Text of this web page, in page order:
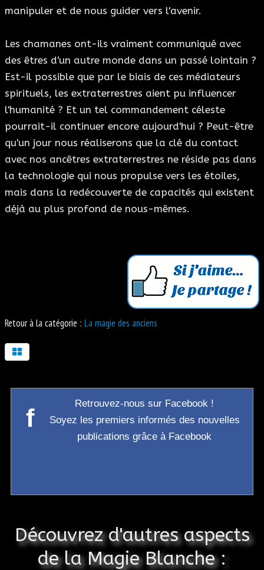
manipuler et de nous guider vers l'avenir.
Les chamanes ont-ils vraiment communiqué avec
des êtres d'un autre monde dans un passé lointain ?
Est-il possible que par le biais de ces médiateurs
spirituels, les extraterrestres aient pu influencer
l'humanité ? Et un tel commandement céleste
pourrait-il continuer encore aujourd'hui ? Peut-être
qu'un jour nous réaliserons que la clé du contact
avec nos ancêtres extraterrestres ne réside pas dans
la technologie qui nous propulse vers les étoiles,
mais dans la redécouverte de capacités qui existent
déjà au plus profond de nous-mêmes.
Retour à la catégorie : La magie des anciens
f
Retrouvez-nous sur Facebook !
Soyez les premiers informés des nouvelles
publications grâce à Facebook
Découvrez d'autres aspects
de la Magie Blanche :